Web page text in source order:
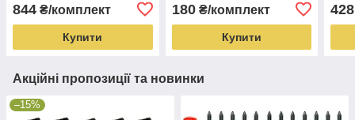
844 ₴/комплект
Купити
180₴/комплект
Купити
428
Акційні пропозиції та новинки
–15%